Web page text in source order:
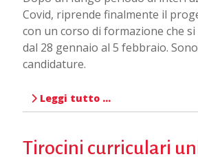
Covid, riprende finalmente il
con un corso di formazione che
dal 28 gennaio al 5 febbraio.
candidature.
Leggi tutto …
Tirocini curriculari